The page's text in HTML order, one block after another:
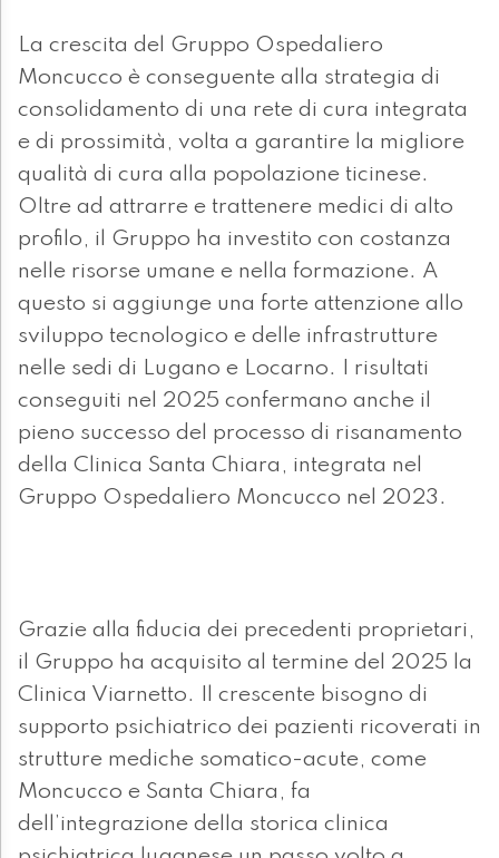
La crescita del Gruppo Ospedaliero
Moncucco è conseguente alla strategia di
consolidamento di una rete di cura integrata
e di prossimità, volta a garantire la migliore
qualità di cura alla popolazione ticinese.
Oltre ad attrarre e trattenere medici di alto
profilo, il Gruppo ha investito con costanza
nelle risorse umane e nella formazione. A
questo si aggiunge una forte attenzione allo
sviluppo tecnologico e delle infrastrutture
nelle sedi di Lugano e Locarno. I risultati
conseguiti nel 2025 confermano anche il
pieno successo del processo di risanamento
della Clinica Santa Chiara, integrata nel
Gruppo Ospedaliero Moncucco nel 2023.
Grazie alla fiducia dei precedenti proprietari,
il Gruppo ha acquisito al termine del 2025 la
Clinica Viarnetto. Il crescente bisogno di
supporto psichiatrico dei pazienti ricoverati in
strutture mediche somatico-acute, come
Moncucco e Santa Chiara, fa
dell’integrazione della storica clinica